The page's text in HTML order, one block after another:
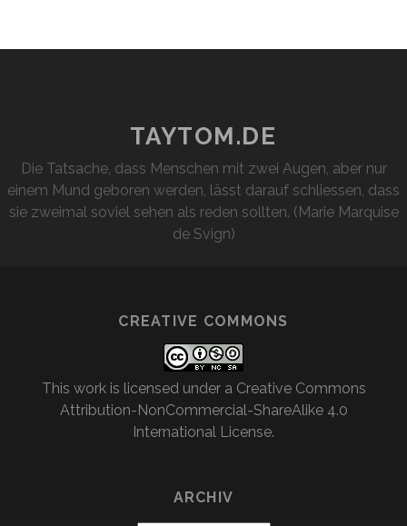
TAYTOM.DE
Die Tatsache, dass Menschen mit zwei Augen, aber nur
einem Mund geboren werden, lässt darauf schliessen, dass
sie zweimal soviel sehen als reden sollten. (Marie Marquise
de Svign)
CREATIVE COMMONS
This work is licensed under a Creative Commons
Attribution-NonCommercial-ShareAlike 4.0
International License.
ARCHIV